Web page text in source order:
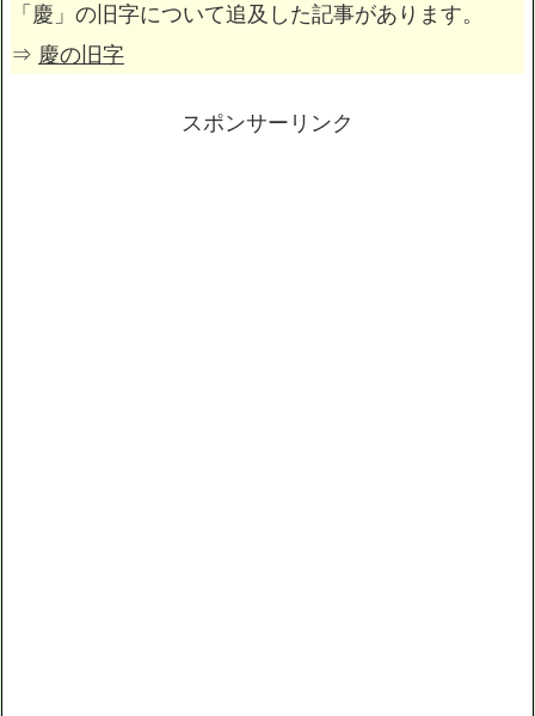
「慶」の旧字について追及した記事があります。
⇒ 慶の旧字
スポンサーリンク